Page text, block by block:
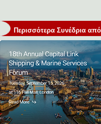
Περισσότερα Συνέδρια